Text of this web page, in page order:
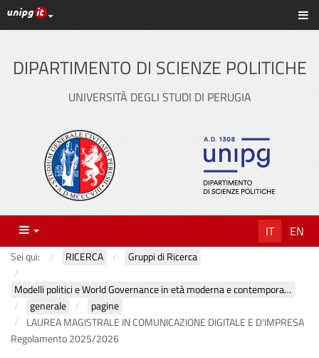
Vai
al
principale
Link ai principali servizi web di Ateneo
DIPARTIMENTO DI SCIENZE POLITICHE
UNIVERSITÀ DEGLI STUDI DI PERUGIA
Menu IT EN
Sei qui: RICERCA Gruppi di Ricerca
Modelli politici e World Governance in età moderna e contemporanea
generale
pagine
LAUREA MAGISTRALE IN COMUNICAZIONE DIGITALE E D'IMPRESA
Regolamento 2025/2026